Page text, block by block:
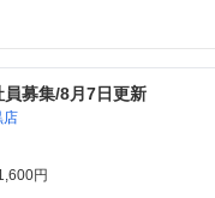
募集/8月7日更新
店
円